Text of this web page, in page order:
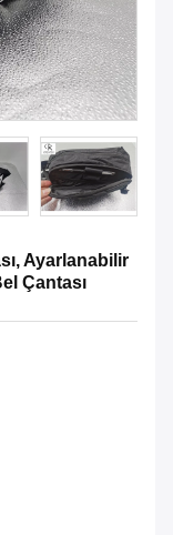
Ayarlanabilir
Çantası